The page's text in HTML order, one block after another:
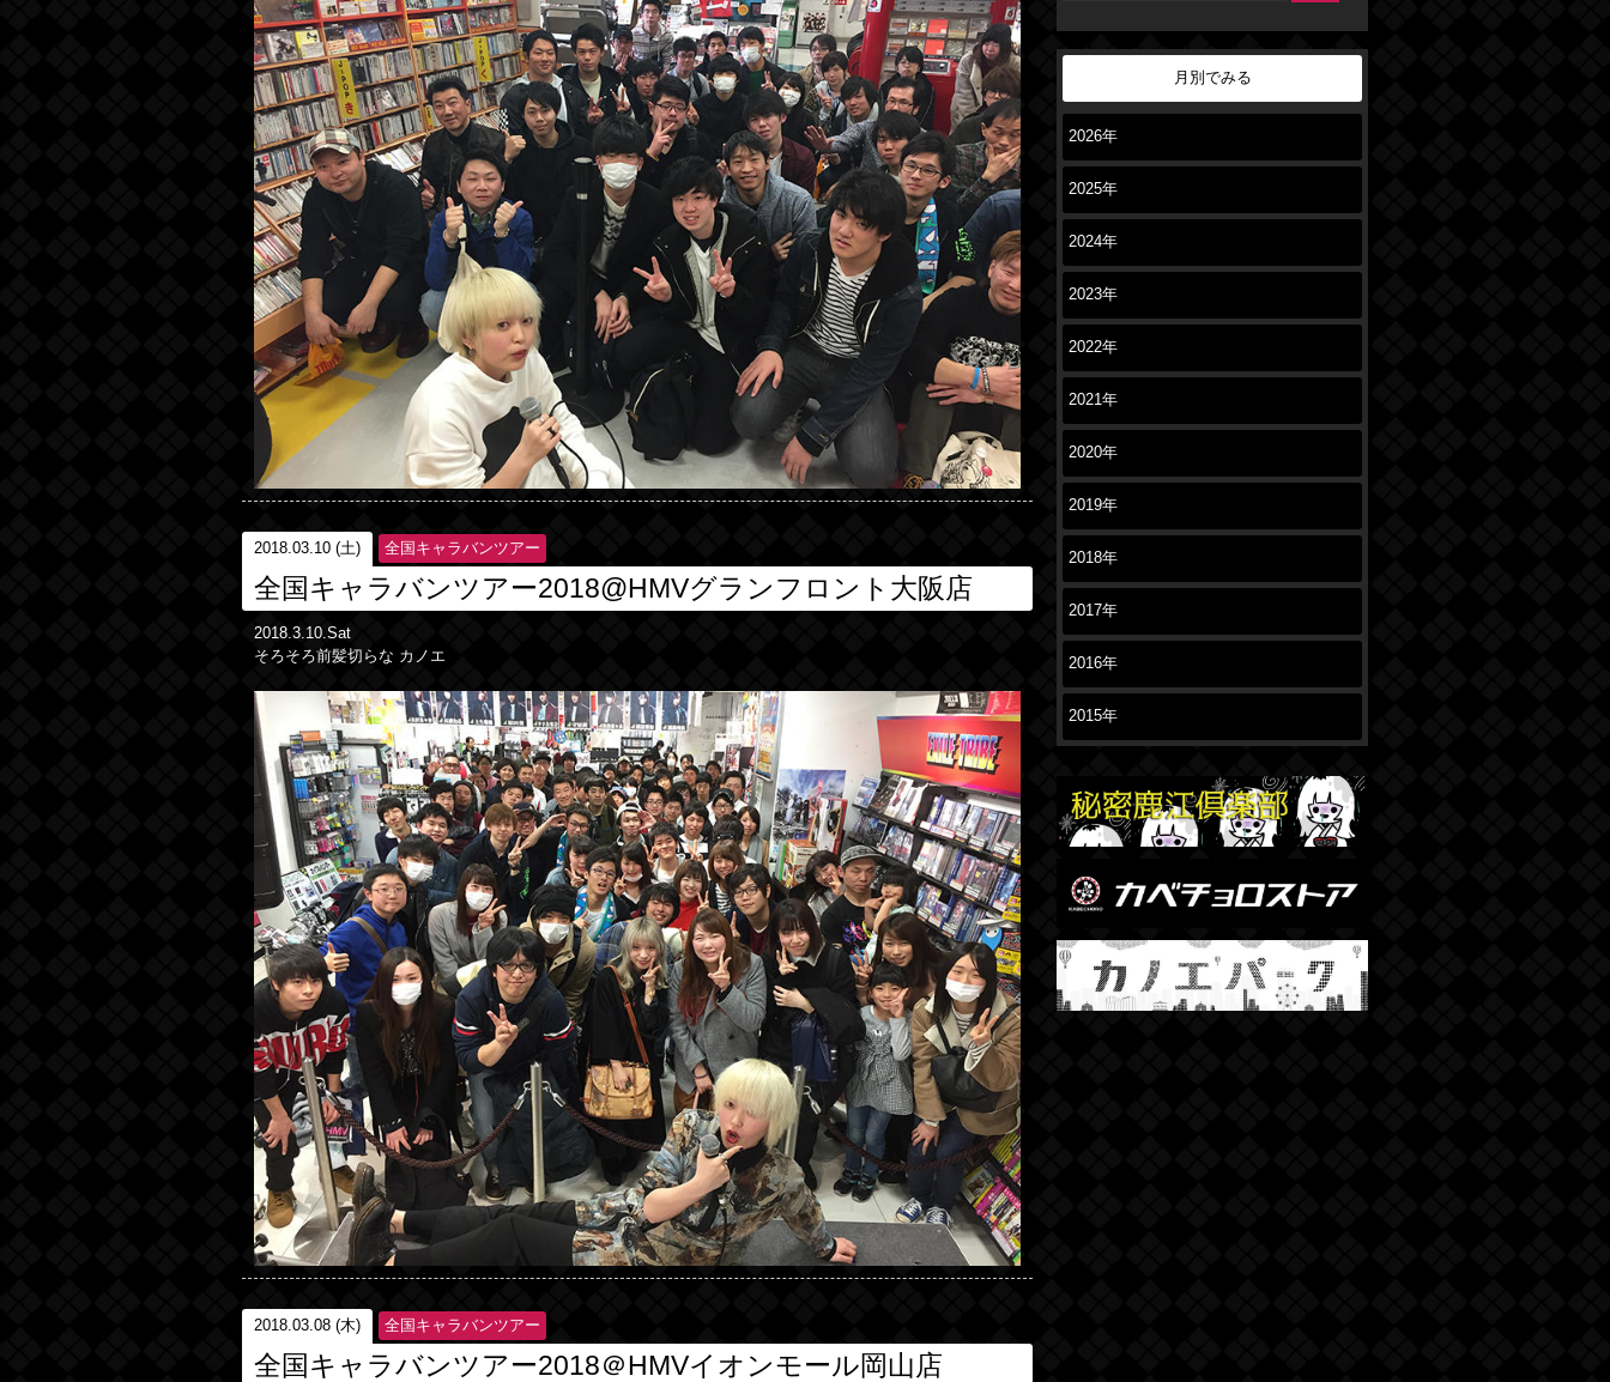
2018.03.10 (土) 全国キャラバンツアー
全国キャラバンツアー2018@HMVグランフロント大阪店
2018.3.10.Sat
そろそろ前髪切らな カノエ
2018.03.08 (木) 全国キャラバンツアー
全国キャラバンツアー2018＠HMVイオンモール岡山店
月別でみる
2026年
2025年
2024年
2023年
2022年
2021年
2020年
2019年
2018年
2017年
2016年
2015年